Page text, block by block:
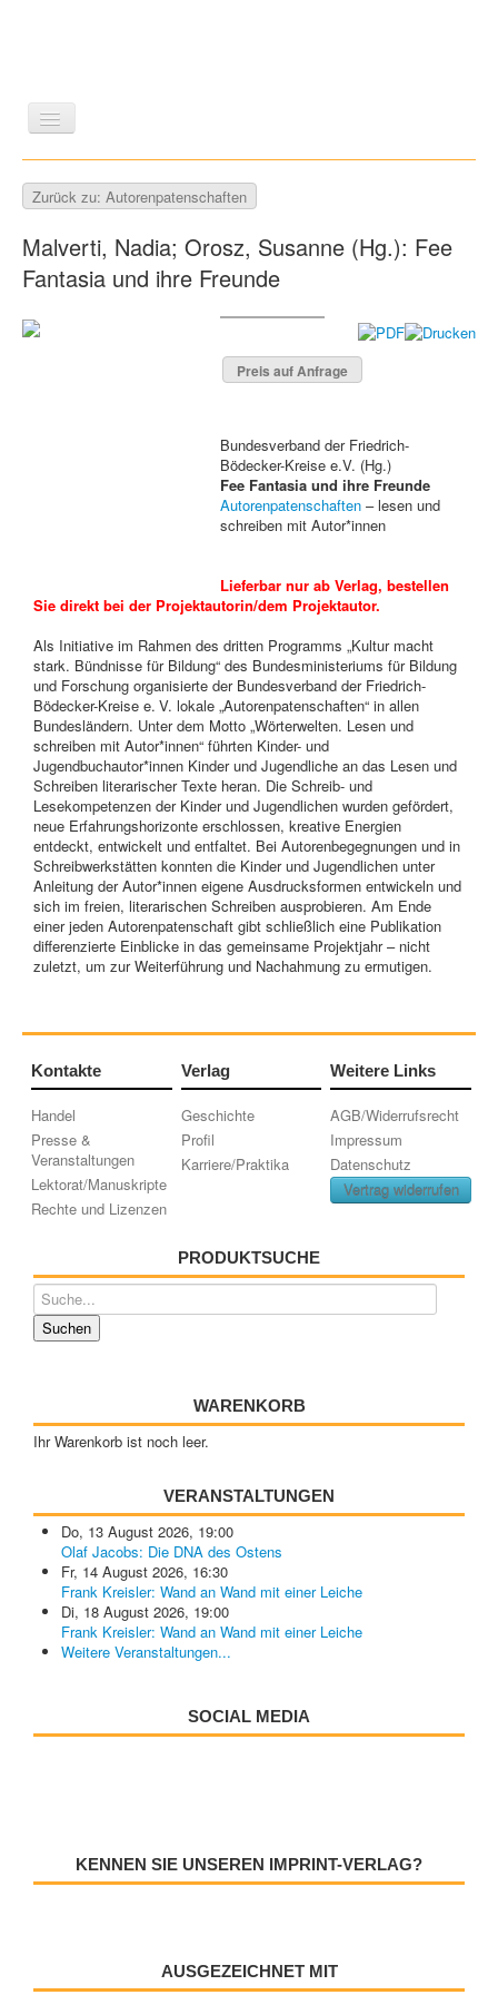
GESCHICHTE
WISSENSCHAFT
ZEITSCHRIFTEN/VERZEICHNISSE
Zurück zu: Autorenpatenschaften
Malverti, Nadia; Orosz, Susanne (Hg.): Fee
Fantasia und ihre Freunde
Preis auf Anfrage
Bundesverband der Friedrich-
Bödecker-Kreise e.V. (Hg.)
Fee Fantasia und ihre Freunde
Autorenpatenschaften – lesen und
schreiben mit Autor*innen
Lieferbar nur ab Verlag, bestellen
Sie direkt bei der Projektautorin/dem Projektautor.
Als Initiative im Rahmen des dritten Programms „Kultur macht
stark. Bündnisse für Bildung“ des Bundesministeriums für Bildung
und Forschung organisierte der Bundesverband der Friedrich-
Bödecker-Kreise e. V. lokale „Autorenpatenschaften“ in allen
Bundesländern. Unter dem Motto „Wörterwelten. Lesen und
schreiben mit Autor*innen“ führten Kinder- und
Jugendbuchautor*innen Kinder und Jugendliche an das Lesen und
Schreiben literarischer Texte heran. Die Schreib- und
Lesekompetenzen der Kinder und Jugendlichen wurden gefördert,
neue Erfahrungshorizonte erschlossen, kreative Energien
entdeckt, entwickelt und entfaltet. Bei Autorenbegegnungen und in
Schreibwerkstätten konnten die Kinder und Jugendlichen unter
Anleitung der Autor*innen eigene Ausdrucksformen entwickeln und
sich im freien, literarischen Schreiben ausprobieren. Am Ende
einer jeden Autorenpatenschaft gibt schließlich eine Publikation
differenzierte Einblicke in das gemeinsame Projektjahr – nicht
zuletzt, um zur Weiterführung und Nachahmung zu ermutigen.
Kontakte
Handel
Presse &
Veranstaltungen
Lektorat/Manuskripte
Rechte und Lizenzen
Verlag
Geschichte
Profil
Karriere/Praktika
Weitere Links
AGB/Widerrufsrecht
Impressum
Datenschutz
Vertrag widerrufen
PRODUKTSUCHE
WARENKORB
Ihr Warenkorb ist noch leer.
VERANSTALTUNGEN
Do, 13 August 2026, 19:00
Olaf Jacobs: Die DNA des Ostens
Fr, 14 August 2026, 16:30
Frank Kreisler: Wand an Wand mit einer Leiche
Di, 18 August 2026, 19:00
Frank Kreisler: Wand an Wand mit einer Leiche
Weitere Veranstaltungen...
SOCIAL MEDIA
KENNEN SIE UNSEREN IMPRINT-VERLAG?
AUSGEZEICHNET MIT